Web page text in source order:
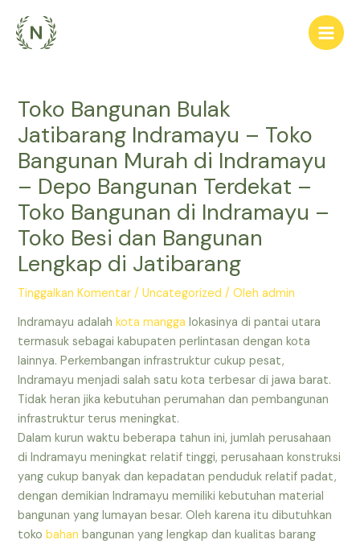
konten
Main
Toko Bangunan Bulak
Jatibarang Indramayu – Toko
Bangunan Murah di Indramayu
– Depo Bangunan Terdekat –
Toko Bangunan di Indramayu –
Toko Besi dan Bangunan
Lengkap di Jatibarang
Tinggalkan Komentar /Uncategorized / Olehadmin
Indramayu adalahkota mangga lokasinya di pantai utara
termasuk sebagai kabupaten perlintasan dengan kota
lainnya. Perkembangan infrastruktur cukup pesat,
Indramayu menjadi salah satu kota terbesar di jawa barat.
Tidak heran jika kebutuhan perumahan dan pembangunan
infrastruktur terus meningkat.
Dalam kurun waktu beberapa tahun ini, jumlah perusahaan
di Indramayu meningkat relatif tinggi, perusahaan konstruksi
yang cukup banyak dan kepadatan penduduk relatif padat,
dengan demikian Indramayu memiliki kebutuhan material
bangunan yang lumayan besar. Oleh karena itu dibutuhkan
tokobahan bangunan yang lengkap dan kualitas barang